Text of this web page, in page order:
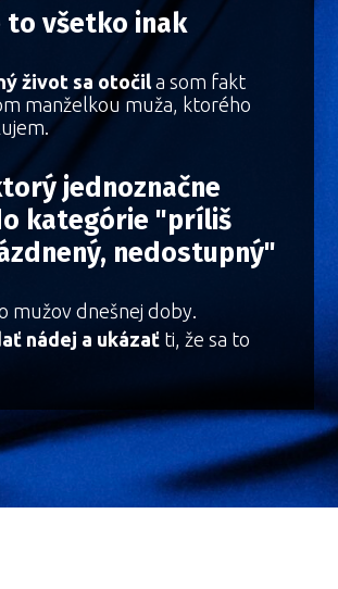
to všetko inak
život sa otočil a som fakt
manželkou muža, ktorého
jednoznačne
kategórie "príliš
nedostupný"
mužov dnešnej doby.
nádej a ukázať ti, že sa to